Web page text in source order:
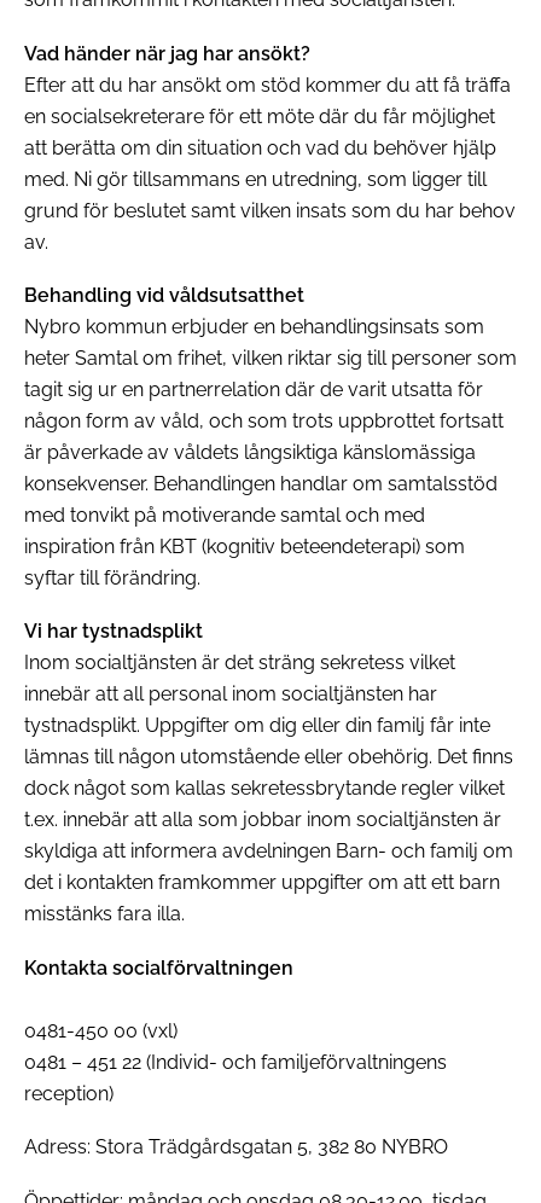
Vad händer när jag har ansökt?
Efter att du har ansökt om stöd kommer du att få träffa
en socialsekreterare för ett möte där du får möjlighet
att berätta om din situation och vad du behöver hjälp
med. Ni gör tillsammans en utredning, som ligger till
grund för beslutet samt vilken insats som du har behov
av.
Behandling vid våldsutsatthet
Nybro kommun erbjuder en behandlingsinsats som
heter Samtal om frihet, vilken riktar sig till personer som
tagit sig ur en partnerrelation där de varit utsatta för
någon form av våld, och som trots uppbrottet fortsatt
är påverkade av våldets långsiktiga känslomässiga
konsekvenser. Behandlingen handlar om samtalsstöd
med tonvikt på motiverande samtal och med
inspiration från KBT (kognitiv beteendeterapi) som
syftar till förändring.
Vi har tystnadsplikt
Inom socialtjänsten är det sträng sekretess vilket
innebär att all personal inom socialtjänsten har
tystnadsplikt. Uppgifter om dig eller din familj får inte
lämnas till någon utomstående eller obehörig. Det finns
dock något som kallas sekretessbrytande regler vilket
t.ex. innebär att alla som jobbar inom socialtjänsten är
skyldiga att informera avdelningen Barn- och familj om
det i kontakten framkommer uppgifter om att ett barn
misstänks fara illa.
Kontakta socialförvaltningen
0481-450 00 (vxl)
0481 – 451 22 (Individ- och familjeförvaltningens
reception)
Adress: Stora Trädgårdsgatan 5, 382 80 NYBRO